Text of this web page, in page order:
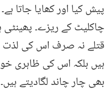
پیش کیا اور کھایا جاتا
چاکلیٹ کے ریزے۔ پھینٹی
قتلے نہ صرف اس کی لذت
ہیں بلکہ اس کی ظاہری
بھی چار چاند لگادیتے ہیں۔